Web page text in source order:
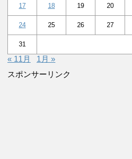
17 18 19 20
24 25 26 27
31
« 11月
1月 »
スポンサーリンク